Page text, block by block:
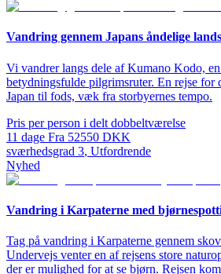
Vandring gennem Japans åndelige
Vi vandrer langs dele af Kumano Kodo,
betydningsfulde pilgrimsruter. En rejse for
Japan til fods, væk fra storbyernes tempo.
Pris per person i delt dobbeltværelse
11 dage Fra 52550 DKK
sværhedsgrad 3, Utfordrende
Nyhed
Vandring i Karpaterne med
Tag på vandring i Karpaterne gennem
Undervejs venter en af rejsens store
der er mulighed for at se bjørn. Rejsen